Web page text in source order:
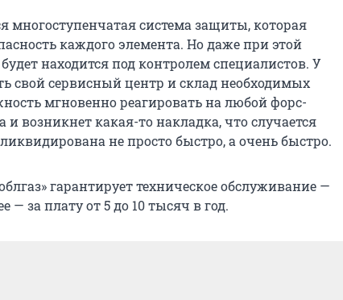
многоступенчатая система защиты, которая
каждого элемента. Но даже при этой
находится под контролем специалистов. У
свой сервисный центр и склад необходимых
мгновенно реагировать на любой форс-
и возникнет какая-то накладка, что случается
не просто быстро, а очень быстро.
гарантирует техническое обслуживание —
— за плату от 5 до 10 тысяч в год.